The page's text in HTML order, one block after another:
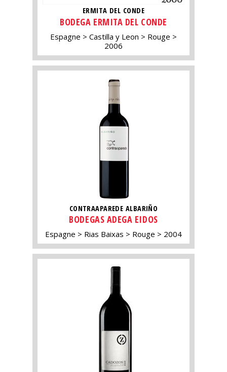
ERMITA DEL CONDE
BODEGA ERMITA DEL CONDE
Espagne Castilla y Leon
Rouge
2006
CONTRAAPAREDE ALBARIÑO
BODEGAS ADEGA EIDOS
Espagne Rias Baixas Rouge 2004